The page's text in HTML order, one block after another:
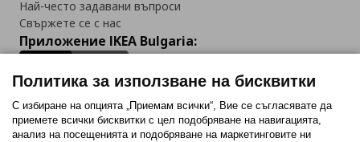
Най-често задавани въпроси
Свържете се с нас
Приложение IKEA Bulgaria:
Последвайте ни:
Политика за използване на бисквитки
С избиране на опцията „Приемам всички“, Вие се съгласявате да
приемете всички бисквитки с цел подобряване на навигацията,
анализ на посещенията и подобряване на маркетинговите ни